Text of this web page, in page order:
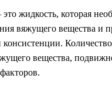
жидкость, которая
вяжущего вещества и
вещества,